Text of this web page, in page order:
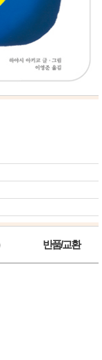
반품/교환